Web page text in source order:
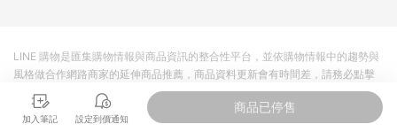
加入筆記 設定到價通知
商品已停售
LINE 購物是匯集購物情報與商品資訊的整合性平台，並依購物情報中的趨勢與
風格做合作網路商家的延伸商品推薦，商品資料更新會有時間差，請務必點擊
商品至各合作網路商家，確認現售價與購物條件，一切資訊以合作廠商網頁為
準。